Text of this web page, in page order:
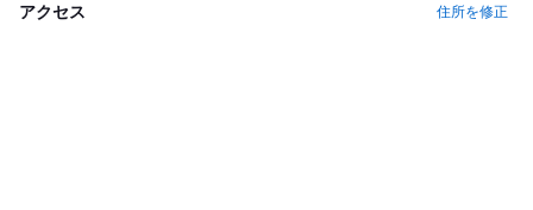
アクセス 住所を修正